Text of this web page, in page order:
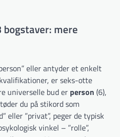
mere
eller antyder et enkelt
er seks-otte
universelle bud er person (6),
du på stikord som
eller ”privat”, peger de typisk
vinkel – ”rolle”,